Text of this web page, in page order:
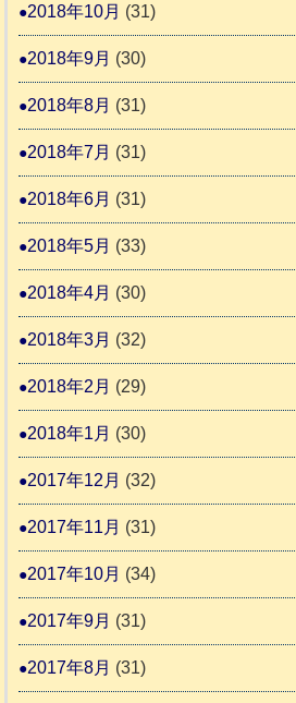
2018年10月 (31)
2018年9月 (30)
2018年8月 (31)
2018年7月 (31)
2018年6月 (31)
2018年5月 (33)
2018年4月 (30)
2018年3月 (32)
2018年2月 (29)
2018年1月 (30)
2017年12月 (32)
2017年11月 (31)
2017年10月 (34)
2017年9月 (31)
2017年8月 (31)